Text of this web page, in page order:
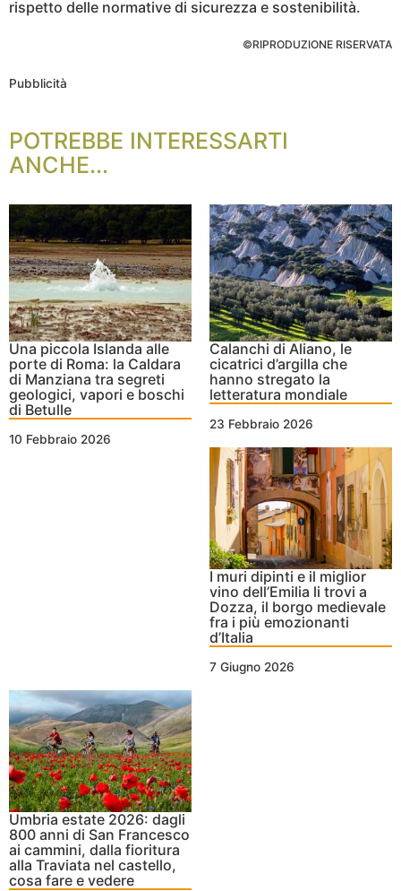
rispetto delle normative di sicurezza e sostenibilità.
©RIPRODUZIONE RISERVATA
Pubblicità
POTREBBE INTERESSARTI
ANCHE...
Una piccola Islanda alle
porte di Roma: la Caldara
di Manziana tra segreti
geologici, vapori e boschi
di Betulle
10 Febbraio 2026
Calanchi di Aliano, le
cicatrici d’argilla che
hanno stregato la
letteratura mondiale
23 Febbraio 2026
I muri dipinti e il miglior
vino dell’Emilia li trovi a
Dozza, il borgo medievale
fra i più emozionanti
d’Italia
7 Giugno 2026
Umbria estate 2026: dagli
800 anni di San Francesco
ai cammini, dalla fioritura
alla Traviata nel castello,
cosa fare e vedere